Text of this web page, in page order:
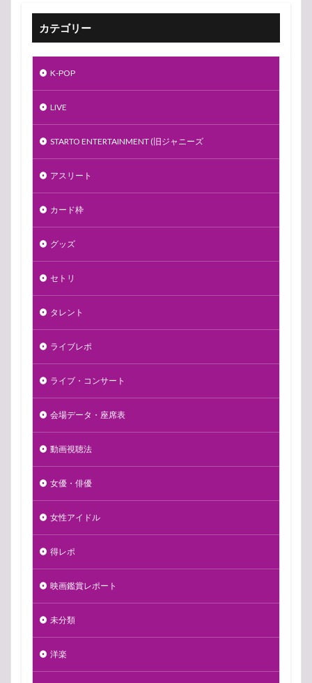
カテゴリー
K-POP
LIVE
STARTO ENTERTAINMENT (旧ジャニーズ
アスリート
カード枠
グッズ
セトリ
タレント
ライブレポ
ライブ・コンサート
会場データ・座席表
動画視聴法
女優・俳優
女性アイドル
得レポ
映画鑑賞レポート
未分類
洋楽